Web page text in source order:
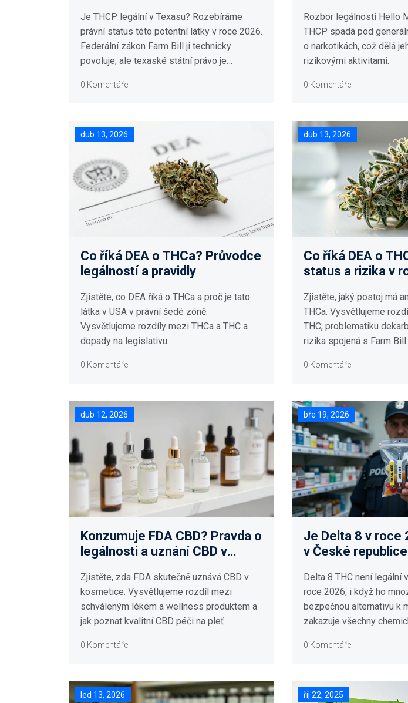
Je THCP legální v Texasu? Rozebíráme
právní status této potentní látky v roce 2026.
Federální zákon Farm Bill ji technicky
povoluje, ale texaské státní právo je
přírodním a syntetickým THCP a co hrozí při
0 Komentáře
Rozbor legálnosti Hello
THCP spadá pod
o narkotikách, což dělá
rizikovými aktivitami.
0 Komentáře
dub 13, 2026
Co říká DEA o THCa? Průvodce
legálností a pravidly
Zjistěte, co DEA říká o THCa a proč je tato
látka v USA v právní šedé zóně.
Vysvětlujeme rozdíly mezi THCa a THC a
dopady na legislativu.
0 Komentáře
dub 13, 2026
Co říká DEA o
status a rizika v
Zjistěte, jaký postoj má
THCa. Vysvětlujeme
THC, problematiku
rizika spojená s Farm Bill
0 Komentáře
dub 12, 2026
Konzumuje FDA CBD? Pravda o
legálnosti a uznání CBD v
Zjistěte, zda FDA skutečně uznává CBD v
kosmetice. Vysvětlujeme rozdíl mezi
schváleným lékem a wellness produktem a
jak poznat kvalitní CBD péči na pleť.
0 Komentáře
bře 19, 2026
Je Delta 8 v roce
v České
Delta 8 THC není legální
roce 2026, i když ho
bezpečnou alternativu k
zakazuje všechny
vyhnout rizikům.
0 Komentáře
led 13, 2026 říj 22, 2025